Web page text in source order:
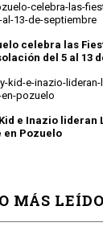
celebra las
del 5 al 13
e Inazio lideran
en Pozuelo
MÁS